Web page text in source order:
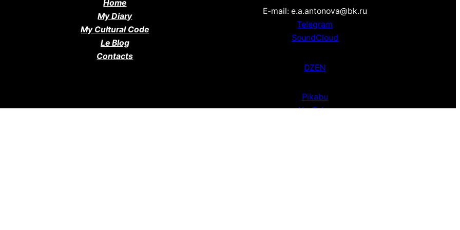
Home
My Diary
My Cultural Code
Le Blog
Contacts
E-mail: e.a.antonova@bk.ru
Telegram
SoundCloud
DZEN
Pikabu
YouTube